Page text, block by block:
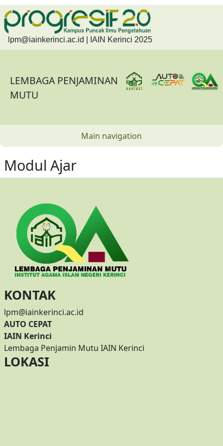
Skip to main content
lpm@iainkerinci.ac.id | IAIN Kerinci 2025
LEMBAGA PENJAMINAN
MUTU
Main navigation
Modul Ajar
KONTAK
lpm@iainkerinci.ac.id
AUTO CEPAT
IAIN Kerinci
Lembaga Penjamin Mutu IAIN Kerinci
LOKASI